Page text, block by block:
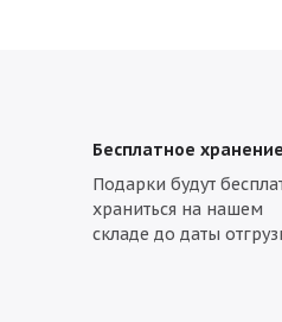
Бесплатное хранение
Подарки будут
храниться на нашем
складе до даты